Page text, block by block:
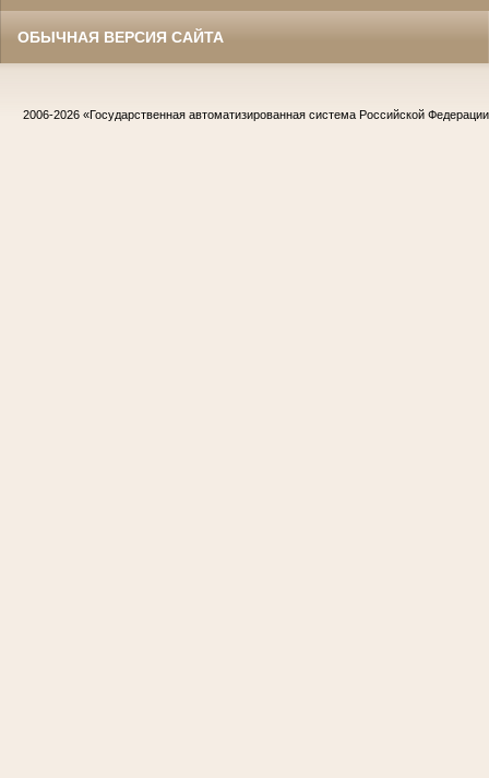
ОБЫЧНАЯ ВЕРСИЯ САЙТА
2006-2026 «Государственная автоматизированная система Российской